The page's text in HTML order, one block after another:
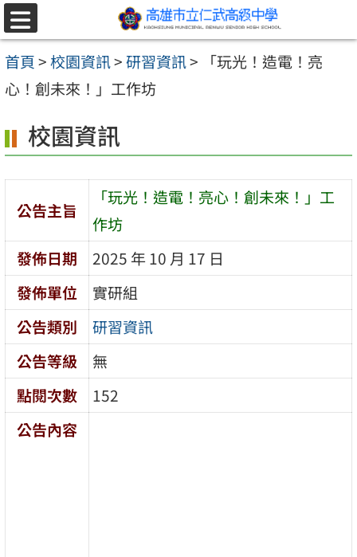
跳至主要內容區
選
單
首頁>校園資訊>研習資訊>
「玩光！造電！亮
心！創未來！」工作坊
校園資訊
公告主旨
「玩光！造電！亮心！創未來！」工
作坊
發佈日期
2025 年 10 月 17 日
發佈單位
實研組
公告類別
研習資訊
公告等級
無
點閱次數
152
公告內容